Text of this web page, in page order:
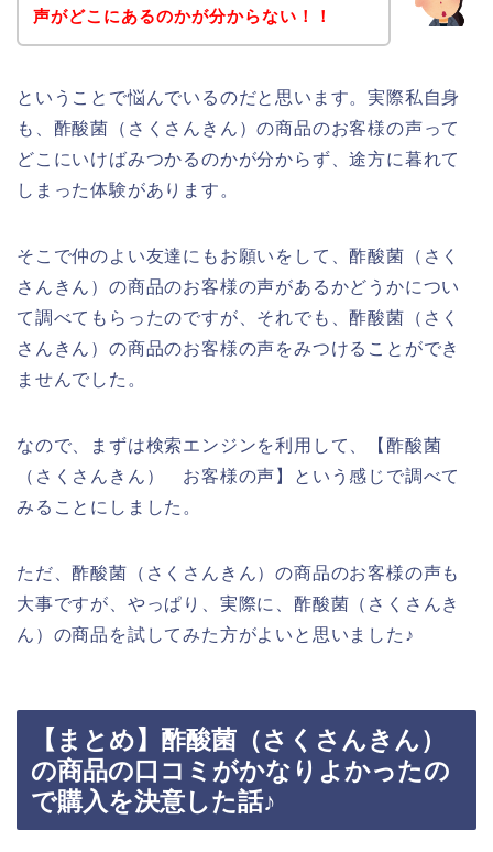
声がどこにあるのかが分からない！！
ということで悩んでいるのだと思います。実際私自身
も、酢酸菌（さくさんきん）の商品のお客様の声って
どこにいけばみつかるのかが分からず、途方に暮れて
しまった体験があります。
そこで仲のよい友達にもお願いをして、酢酸菌（さく
さんきん）の商品のお客様の声があるかどうかについ
て調べてもらったのですが、それでも、酢酸菌（さく
さんきん）の商品のお客様の声をみつけることができ
ませんでした。
なので、まずは検索エンジンを利用して、【酢酸菌
（さくさんきん） お客様の声】という感じで調べて
みることにしました。
ただ、酢酸菌（さくさんきん）の商品のお客様の声も
大事ですが、やっぱり、実際に、酢酸菌（さくさんき
ん）の商品を試してみた方がよいと思いました♪
【まとめ】酢酸菌（さくさんきん）
の商品の口コミがかなりよかったの
で購入を決意した話♪